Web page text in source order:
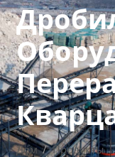
Дом
Продукты